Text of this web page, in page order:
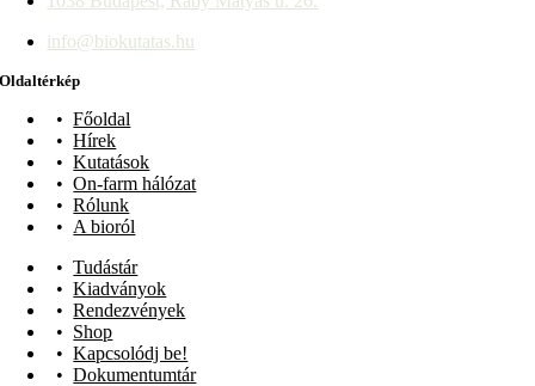
info@biokutatas.hu
Oldaltérkép
Főoldal
Hírek
Kutatások
On-farm hálózat
Rólunk
A bioról
Tudástár
Kiadványok
Rendezvények
Shop
Kapcsolódj be!
Dokumentumtár